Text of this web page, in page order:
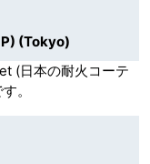
(Tokyo)
(日本の耐火コーテ
。